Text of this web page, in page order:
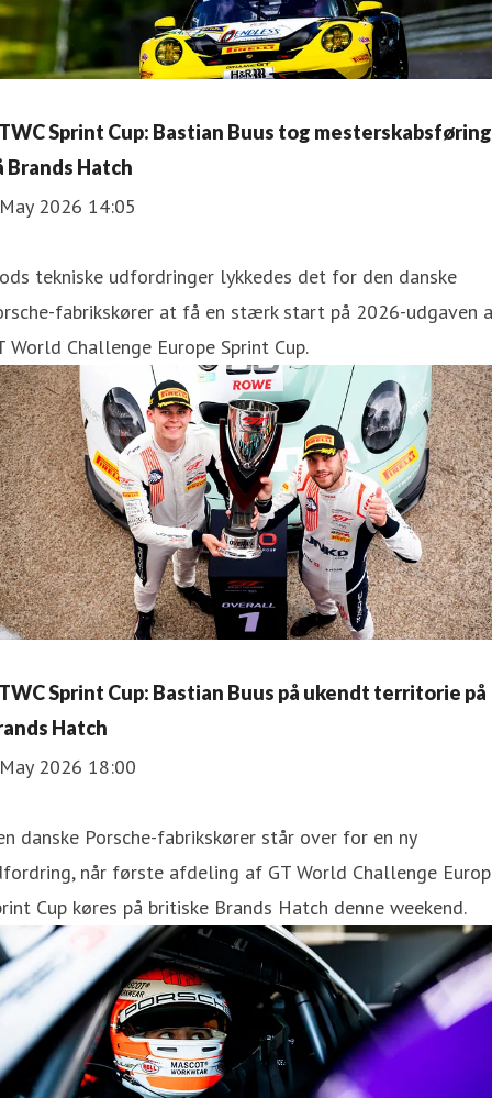
Sprint Cup: Bastian Buus tog mesterskabsføring
Brands Hatch
2026 14:05
tekniske udfordringer lykkedes det for den danske
fabrikskører at få en stærk start på 2026-udgaven
World Challenge Europe Sprint Cup.
Sprint Cup: Bastian Buus på ukendt territorie på
Hatch
2026 18:00
danske Porsche-fabrikskører står over for en ny
når første afdeling af GT World Challenge
Cup køres på britiske Brands Hatch denne weekend.